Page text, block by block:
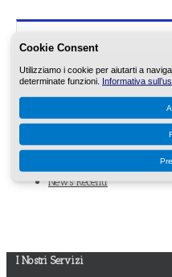
Telefono 3357217178
News Recenti
I Nostri Servizi
Cookie Consent
Utilizziamo i cookie per aiutarti a
determinate funzioni. Informativa